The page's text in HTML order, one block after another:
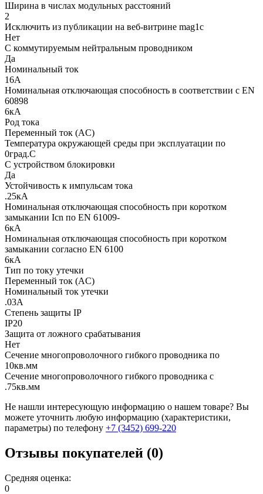
Ширина в числах модульных расстояний
2
Исключить из публикации на веб-витрине mag1c
Нет
С коммутируемым нейтральным проводником
Да
Номинальный ток
16А
Номинальная отключающая способность в соответствии с EN
60898
6кА
Род тока
Переменный ток (AC)
Температура окружающей cреды при эксплуатации по
0град.C
С устройством блокировки
Да
Устойчивость к импульсам тока
.25кА
Номинальная отключающая способность при коротком
замыкании Icn по EN 61009-
6кА
Номинальная отключающая способность при коротком
замыкании согласно EN 6100
6кА
Тип по току утечки
Переменный ток (AC)
Номинальный ток утечки
.03А
Степень защиты IP
IP20
Защита от ложного срабатывания
Нет
Сечение многопроволочного гибкого проводника по
10кв.мм
Сечение многопроволочного гибкого проводника с
.75кв.мм
Не нашли интересующую информацию о нашем товаре? Вы
можете уточнить любую информацию (характеристики,
параметры) по телефону +7 (3452) 699-220
Отзывы покупателей (0)
Средняя оценка:
0